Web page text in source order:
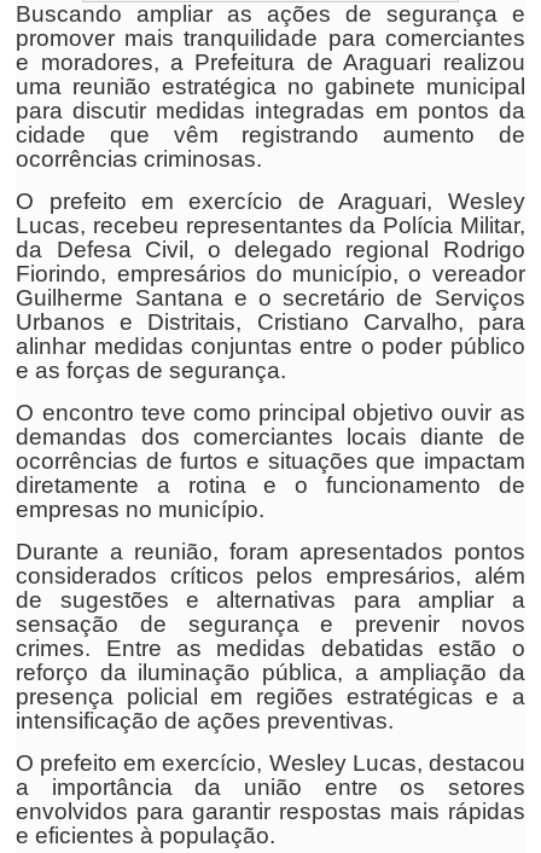
Buscando ampliar as ações de segurança e
promover mais tranquilidade para comerciantes
e moradores, a Prefeitura de Araguari realizou
uma reunião estratégica no gabinete municipal
para discutir medidas integradas em pontos da
cidade que vêm registrando aumento de
ocorrências criminosas.
O prefeito em exercício de Araguari, Wesley
Lucas, recebeu representantes da Polícia Militar,
da Defesa Civil, o delegado regional Rodrigo
Fiorindo, empresários do município, o vereador
Guilherme Santana e o secretário de Serviços
Urbanos e Distritais, Cristiano Carvalho, para
alinhar medidas conjuntas entre o poder público
e as forças de segurança.
O encontro teve como principal objetivo ouvir as
demandas dos comerciantes locais diante de
ocorrências de furtos e situações que impactam
diretamente a rotina e o funcionamento de
empresas no município.
Durante a reunião, foram apresentados pontos
considerados críticos pelos empresários, além
de sugestões e alternativas para ampliar a
sensação de segurança e prevenir novos
crimes. Entre as medidas debatidas estão o
reforço da iluminação pública, a ampliação da
presença policial em regiões estratégicas e a
intensificação de ações preventivas.
O prefeito em exercício, Wesley Lucas, destacou
a importância da união entre os setores
envolvidos para garantir respostas mais rápidas
e eficientes à população.